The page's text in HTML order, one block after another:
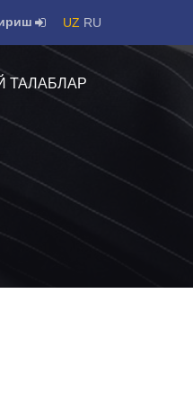
UZ RU
ТАЛАБЛАР